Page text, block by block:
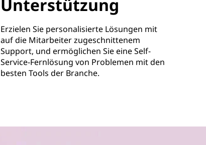
Unterstützung
Erzielen Sie personalisierte Lösungen mit
auf die Mitarbeiter zugeschnittenem
Support, und ermöglichen Sie eine Self-
Service-Fernlösung von Problemen mit den
besten Tools der Branche.